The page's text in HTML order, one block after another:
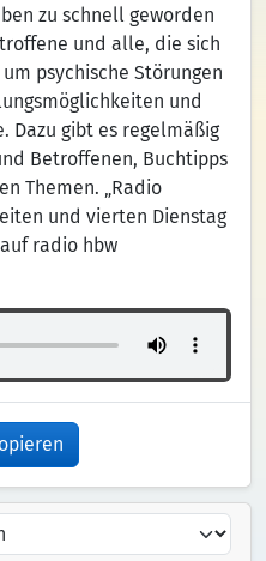
zu schnell geworden
und alle, die sich
psychische Störungen
und
Dazu gibt es regelmäßig
Betroffenen, Buchtipps
Themen. „Radio
und vierten Dienstag
radio hbw